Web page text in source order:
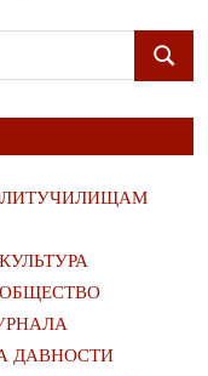
ПОИСК
ДАВНОСТИ